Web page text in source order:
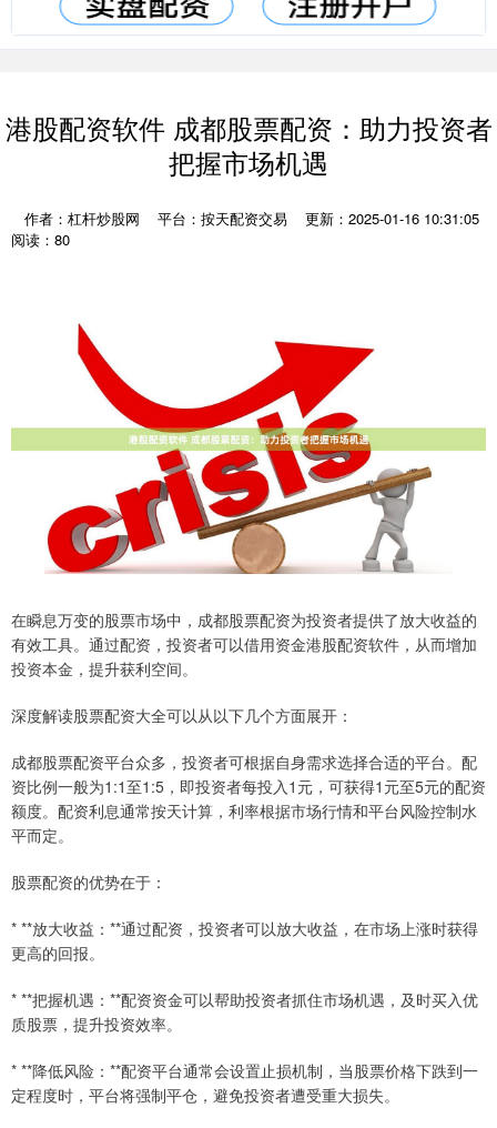
港股配资软件 成都股票配资：助力投资者
把握市场机遇
作者：杠杆炒股网 平台：按天配资交易
更新：2025-01-16 10:31:05
阅读：80
在瞬息万变的股票市场中，成都股票配资为投资者提供了放大收益的
有效工具。通过配资，投资者可以借用资金港股配资软件，从而增加
投资本金，提升获利空间。
深度解读股票配资大全可以从以下几个方面展开：
成都股票配资平台众多，投资者可根据自身需求选择合适的平台。配
资比例一般为1:1至1:5，即投资者每投入1元，可获得1元至5元的配资
额度。配资利息通常按天计算，利率根据市场行情和平台风险控制水
平而定。
股票配资的优势在于：
* **放大收益：**通过配资，投资者可以放大收益，在市场上涨时获得
更高的回报。
* **把握机遇：**配资资金可以帮助投资者抓住市场机遇，及时买入优
质股票，提升投资效率。
* **降低风险：**配资平台通常会设置止损机制，当股票价格下跌到一
定程度时，平台将强制平仓，避免投资者遭受重大损失。